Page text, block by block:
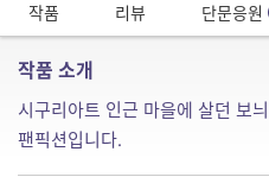
작품 리뷰 단문응원
작품 소개
시구리아트 인근 마을에 살던 보
팬픽션입니다.